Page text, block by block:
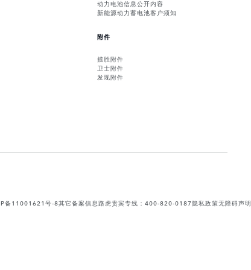
动力电池信息公开内容
新能源动力蓄电池客户须知
附件
揽胜附件
卫士附件
发现附件
备11001621号-8其它备案信息路虎贵宾专线：400-820-0187隐私政策无障碍声明